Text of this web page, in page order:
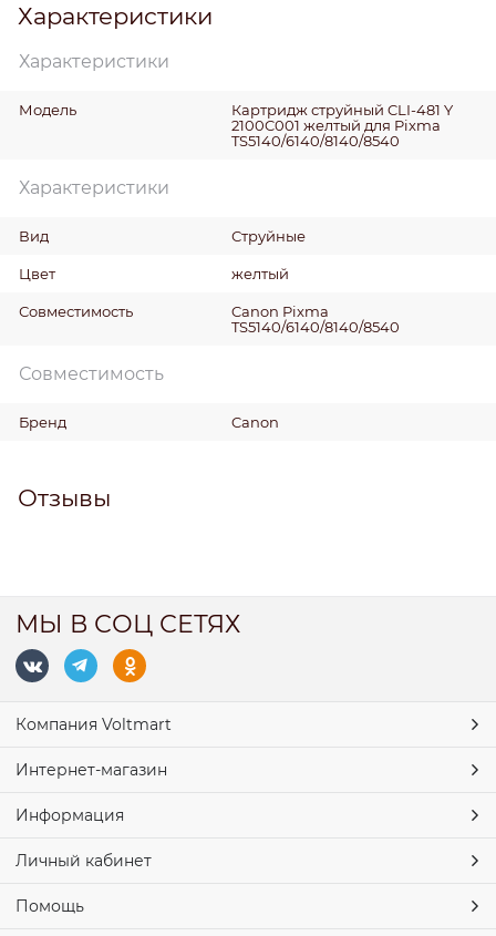
Характеристики
Характеристики
Модель
Картридж струйный CLI-481 Y
2100C001 желтый для Pixma
TS5140/6140/8140/8540
Характеристики
Вид Струйные
Цвет желтый
Совместимость
Canon Pixma
TS5140/6140/8140/8540
Совместимость
Бренд Canon
Отзывы
МЫ В СОЦ СЕТЯХ
Компания Voltmart
Интернет-магазин
Информация
Личный кабинет
Помощь